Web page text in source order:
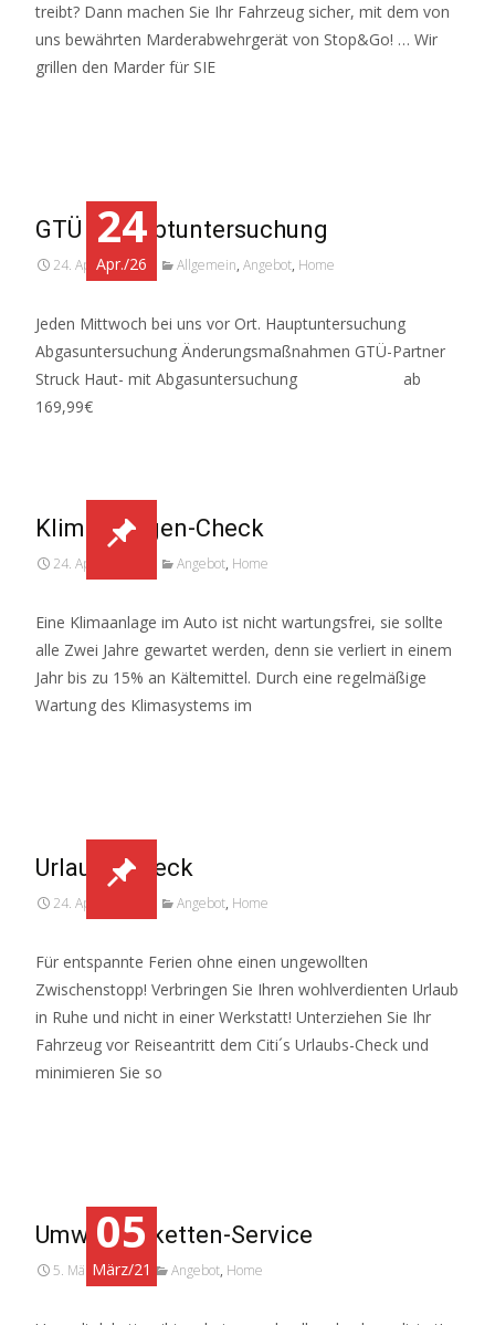
treibt? Dann machen Sie Ihr Fahrzeug sicher, mit dem von
uns bewährten Marderabwehrgerät von Stop&Go! … Wir
grillen den Marder für SIE
24
Apr./26
GTÜ – Hauptuntersuchung
24. April 2026 Allgemein, Angebot, Home
Jeden Mittwoch bei uns vor Ort. Hauptuntersuchung
Abgasuntersuchung Änderungsmaßnahmen GTÜ-Partner
Struck Haut- mit Abgasuntersuchung ab
169,99€
Klimaanlagen-Check
24. April 2026 Angebot, Home
Eine Klimaanlage im Auto ist nicht wartungsfrei, sie sollte
alle Zwei Jahre gewartet werden, denn sie verliert in einem
Jahr bis zu 15% an Kältemittel. Durch eine regelmäßige
Wartung des Klimasystems im
Urlaubs-Check
24. April 2026 Angebot, Home
Für entspannte Ferien ohne einen ungewollten
Zwischenstopp! Verbringen Sie Ihren wohlverdienten Urlaub
in Ruhe und nicht in einer Werkstatt! Unterziehen Sie Ihr
Fahrzeug vor Reiseantritt dem Citi´s Urlaubs-Check und
minimieren Sie so
05
März/21
Umweltplaketten-Service
5. März 2021 Angebot, Home